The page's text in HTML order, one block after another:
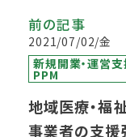
前の記事
2021/07/02/金
新規開業・運営支
PPM
地域医療・福
事業者の支援